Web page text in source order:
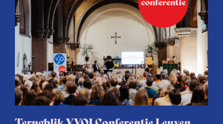
ongemakkelijke werkelijkheid: een eerlijke
en urgente blik op de staat van ons vak.